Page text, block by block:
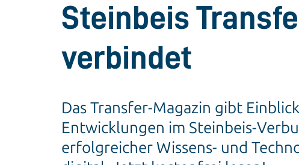
Steinbeis
verbindet
Das Transfer-Magazin gibt
Entwicklungen im Steinbeis-
erfolgreicher Wissens- und